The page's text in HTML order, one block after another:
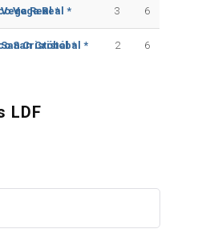
Vega Real * 3 6
San Cristóbal * 2 6
LDF